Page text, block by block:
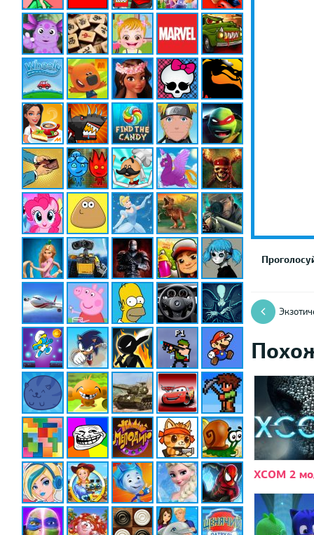
XCOM 2